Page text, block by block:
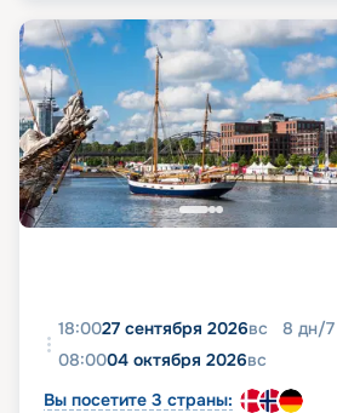
18:0027 сентября 2026вс 8 дн/7
08:0004 октября 2026вс
Вы посетите 3 страны: